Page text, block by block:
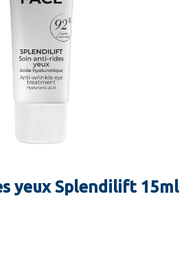
yeux Splendilift 15ml